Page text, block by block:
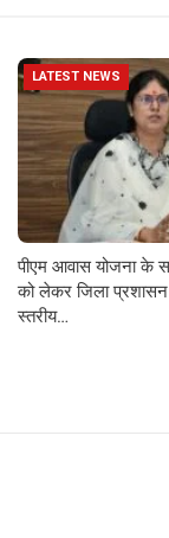
LATEST NEWS
पीएम आवास योजना के
को लेकर जिला
स्तरीय…